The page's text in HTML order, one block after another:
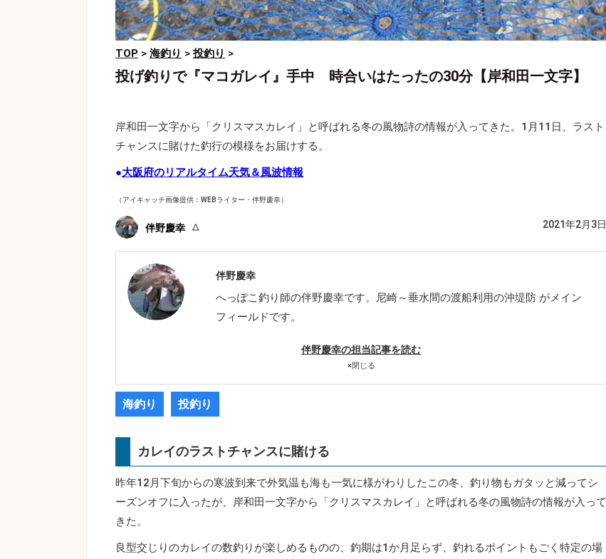
TOP > 海釣り > 投釣り >
投げ釣りで『マコガレイ』手中 時合いはたったの30分【岸和田一文字】
岸和田一文字から「クリスマスカレイ」と呼ばれる冬の風物詩の情報が入ってきた。1月11日、ラスト
チャンスに賭けた釣行の模様をお届けする。
●大阪府のリアルタイム天気＆風波情報
（アイキャッチ画像提供：WEBライター・伴野慶幸）
伴野慶幸 2021年2月3日
伴野慶幸
へっぽこ釣り師の伴野慶幸です。尼崎～垂水間の渡船利用の沖堤防 がメイン
フィールドです。
伴野慶幸の担当記事を読む
×閉じる
海釣り 投釣り
カレイのラストチャンスに賭ける
昨年12月下旬からの寒波到来で外気温も海も一気に様がわりしたこの冬、釣り物もガタッと減ってシ
ーズンオフに入ったが、岸和田一文字から「クリスマスカレイ」と呼ばれる冬の風物詩の情報が入って
きた。
良型交じりのカレイの数釣りが楽しめるものの、釣期は1か月足らず、釣れるポイントもごく特定の場